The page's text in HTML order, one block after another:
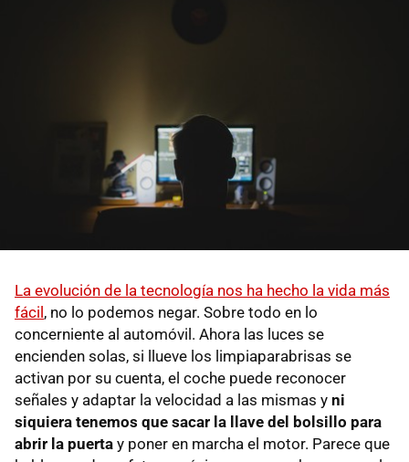
La evolución de la tecnología nos ha hecho la vida más
fácil , no lo podemos negar. Sobre todo en lo
concerniente al automóvil. Ahora las luces se
encienden solas, si llueve los limpiaparabrisas se
activan por su cuenta, el coche puede reconocer
señales y adaptar la velocidad a las mismas y ni
siquiera tenemos que sacar la llave del bolsillo para
abrir la puerta y poner en marcha el motor. Parece que